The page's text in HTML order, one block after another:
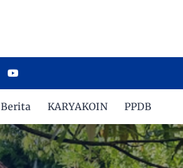
Berita KARYAKOIN PPDB